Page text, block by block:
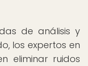
de análisis y
los expertos en
eliminar ruidos